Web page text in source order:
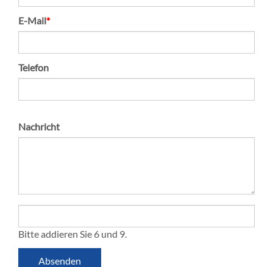
Pflichtfeld
E-Mail*
Telefon
Nachricht
Bitte addieren Sie 6 und 9.
Absenden